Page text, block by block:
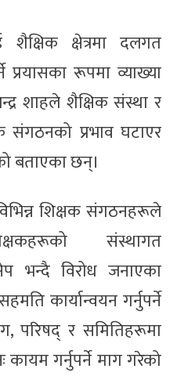
क्षेत्रमा दलगत
प्रयासका रूपमा व्याख्या
शाहले शैक्षिक संस्था र
संगठनको प्रभाव घटाएर
बताएका छन्।
शिक्षक संगठनहरूले
संस्थागत
भन्दै विरोध जनाएका
कार्यान्वयन गर्नुपर्ने
परिषद् र समितिहरूमा
कायम गर्नुपर्ने माग गरेको